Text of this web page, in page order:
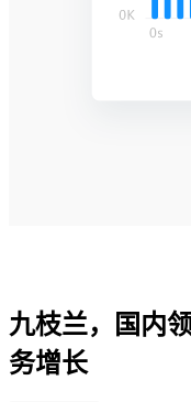
九枝兰，国内
务增长